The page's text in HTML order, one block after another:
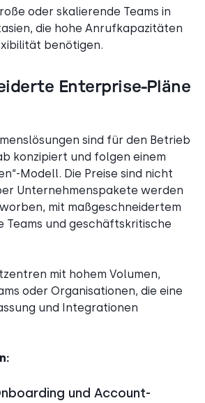
oder skalierende Teams in
die hohe Anrufkapazitäten
benötigen.
Enterprise-Pläne
sind für den Betrieb
konzipiert und folgen einem
Modell. Die Preise sind nicht
Unternehmenspakete werden
mit maßgeschneidertem
Teams und geschäftskritische
mit hohem Volumen,
oder Organisationen, die eine
und Integrationen
und Account-